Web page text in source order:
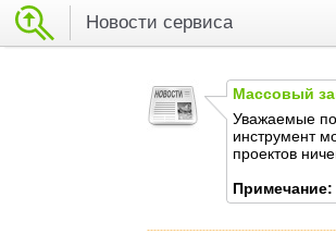
Новости сервиса
Массовый
Уважаемые
инструмент
проектов
Примечание: